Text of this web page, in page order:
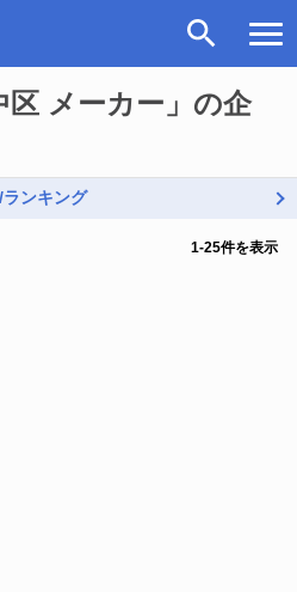
区 メーカー」の企
ンキング
1-25件を表示